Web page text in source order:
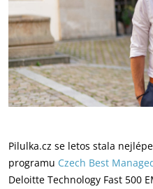
Pilulka.cz se letos stala
programu Czech Best
Deloitte Technology Fast 500